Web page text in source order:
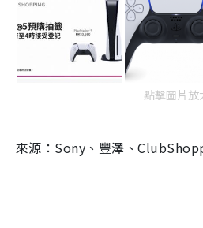
點擊圖片放
來源：Sony、豐澤、